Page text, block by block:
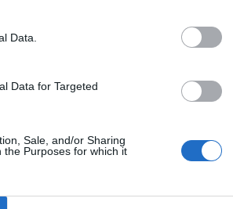
Data.
Data for Targeted
Sale, and/or Sharing
Purposes for which it
Δήμαρχος στο Σικάγο ο άλλοτε